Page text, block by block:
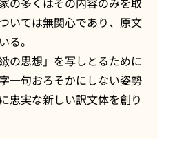
いては無関心であり、原文
る。
の思想」を写しとるために
一句おろそかにしない姿勢
忠実な新しい訳文体を創り